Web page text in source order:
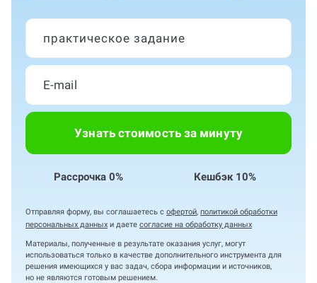
практическое задание
Узнать стоимость за минуту
Рассрочка 0% Кешбэк 10%
Отправляя форму, вы соглашаетесь с офертой, политикой обработки
персональных данных и даете согласие на обработку данных
Материалы, полученные в результате оказания услуг, могут
использоваться только в качестве дополнительного инструмента для
решения имеющихся у вас задач, сбора информации и источников,
но не являются готовым решением.